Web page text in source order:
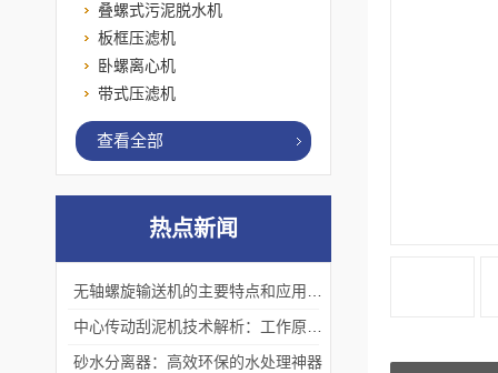
叠螺式污泥脱水机
板框压滤机
卧螺离心机
带式压滤机
查看全部
热点新闻
砂水分离器：高效环保的水处理神器